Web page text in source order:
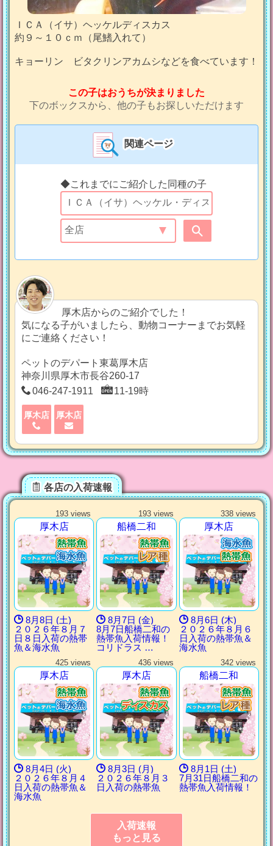
ＩＣＡ（イサ）ヘッケルディスカス
約９～１０ｃｍ（尾鰭入れて）
キョーリン ビタクリンアカムシなどを食べています！
この子はおうちが決まりました
下のボックスから、他の子もお探しいただけます
関連ページ
◆これまでにご紹介した同種の子
厚木店からのご紹介でした！
気になる子がいましたら、動物コーナーまでお気軽
にご連絡ください！
ペットのデパート東葛厚木店
神奈川県厚木市長谷260-17
046-247-1911
11-19時
厚木店 厚木店
各店の入荷速報
193 views
厚木店
8月8日 (土)
２０２６年８月７
日８日入荷の熱帯
魚＆海水魚
193 views
船橋二和
8月7日 (金)
8月7日船橋二和の
熱帯魚入荷情報！
コリドラス …
338 views
厚木店
8月6日 (木)
２０２６年８月６
日入荷の熱帯魚＆
海水魚
425 views
厚木店
8月4日 (火)
２０２６年８月４
日入荷の熱帯魚＆
海水魚
436 views
厚木店
8月3日 (月)
２０２６年８月３
日入荷の熱帯魚
342 views
船橋二和
8月1日 (土)
7月31日船橋二和の
熱帯魚入荷情報！
入荷速報
もっと見る